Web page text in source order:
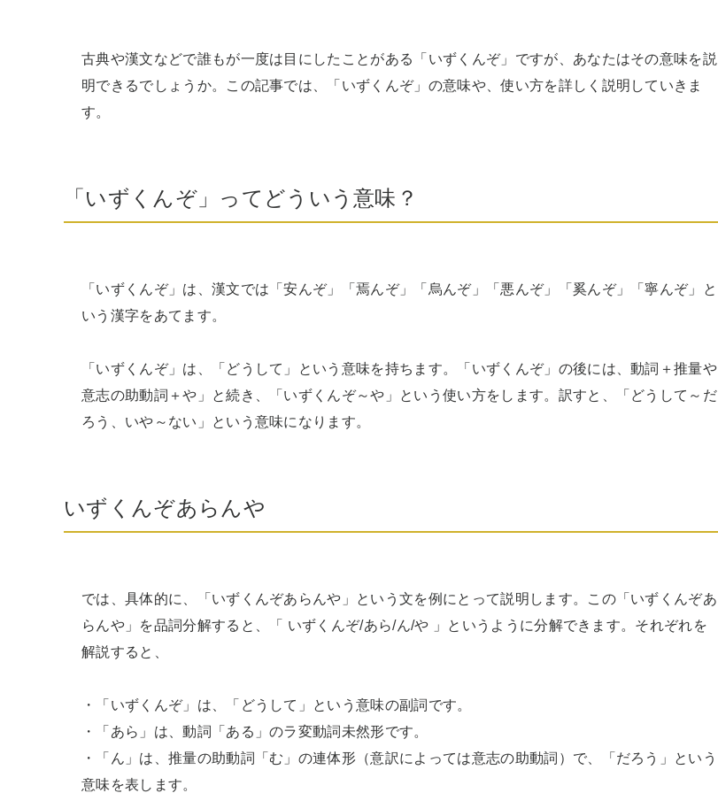
古典や漢文などで誰もが一度は目にしたことがある「いずくんぞ」ですが、あなたはその意味を説
明できるでしょうか。この記事では、「いずくんぞ」の意味や、使い方を詳しく説明していきま
す。
「いずくんぞ」ってどういう意味？
「いずくんぞ」は、漢文では「安んぞ」「焉んぞ」「烏んぞ」「悪んぞ」「奚んぞ」「寧んぞ」と
いう漢字をあてます。
「いずくんぞ」は、「どうして」という意味を持ちます。「いずくんぞ」の後には、動詞＋推量や
意志の助動詞＋や」と続き、「いずくんぞ～や」という使い方をします。訳すと、「どうして～だ
ろう、いや～ない」という意味になります。
いずくんぞあらんや
では、具体的に、「いずくんぞあらんや」という文を例にとって説明します。この「いずくんぞあ
らんや」を品詞分解すると、「 いずくんぞ/あら/ん/や 」というように分解できます。それぞれを
解説すると、
・「いずくんぞ」は、「どうして」という意味の副詞です。
・「あら」は、動詞「ある」のラ変動詞未然形です。
・「ん」は、推量の助動詞「む」の連体形（意訳によっては意志の助動詞）で、「だろう」という
意味を表します。